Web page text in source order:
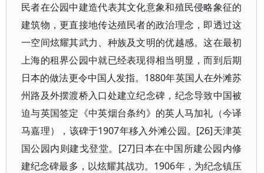
民者在公园中建造代表其文化意象和殖民侵略象征的
建筑物，更直接地传达殖民者的政治理念，即透过这
一空间炫耀其武力、种族及文明的优越感。这在最初
上海的租界公园中就已经表现得相当明显，而到后期
日本的做法更令中国人发指。1880年英国人在外滩苏
州路及外摆渡桥入口处建立纪念碑，纪念导致中国被
迫与英国签定《中英烟台条约》的英人马加礼（今译
马嘉理），该碑于1907年移入外滩公园。[26]天津英
国公园内则建戈登堂。[27]日本在中国所建公园内修
建纪念碑最多，以炫耀其战功。1906年，为纪念镇压